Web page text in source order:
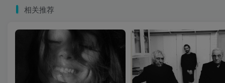
相关推荐